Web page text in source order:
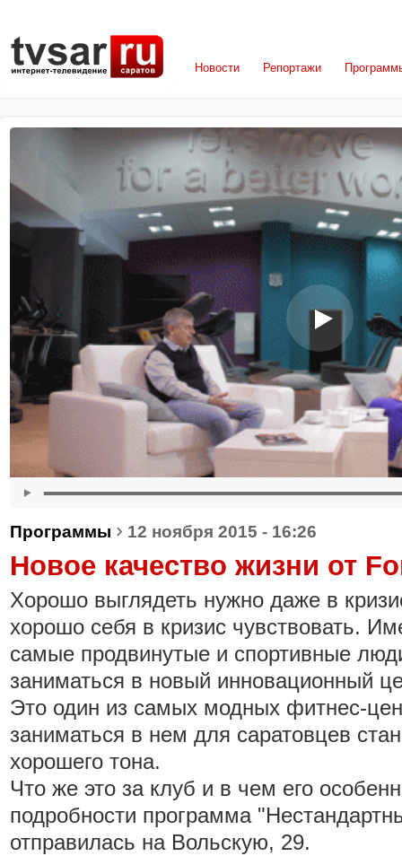
Новости Репортажи
Программы › 12 ноября 2015 - 16:26
Новое качество жизни от
Хорошо выглядеть нужно даже в
хорошо себя в кризис чувствовать.
самые продвинутые и спортивные
заниматься в новый инновационный
Это один из самых модных фитнес-
заниматься в нем для саратовцев
хорошего тона.
Что же это за клуб и в чем его
подробности программа
отправилась на Вольскую, 29.